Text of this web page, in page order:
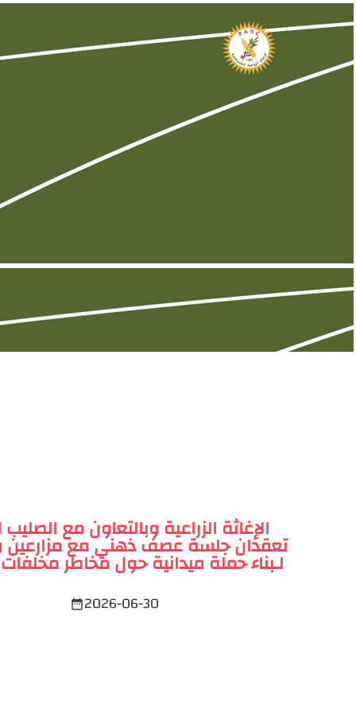
الإغاثة الزراعية وبالتعاون مع الصليب
تعقدان جلسة عصف ذهني مع مزارعين
لـبناء حملة ميدانية حول مخاطر
2026-06-30
date_range